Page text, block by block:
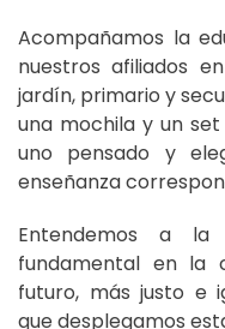
Acompañamos la
nuestros afiliados
jardín, primario y
una mochila y un
uno pensado y
enseñanza
Entendemos a
fundamental en la
futuro, más justo e
que desplegamos